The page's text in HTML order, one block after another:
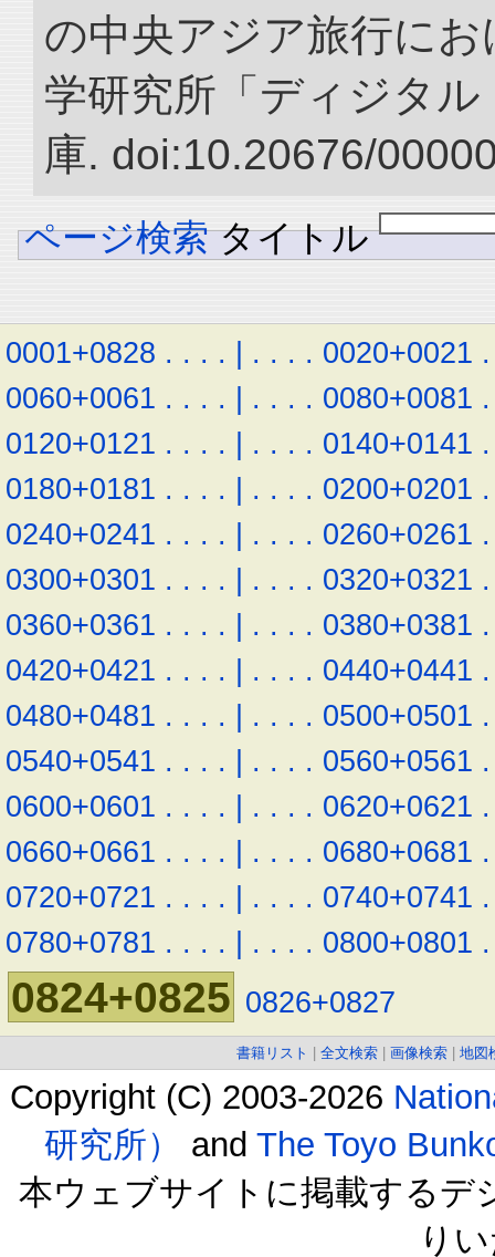
の中央アジア旅行にお
学研究所「ディジタ
庫. doi:10.20676/
ページ検索 タイトル
0001+0828 . . . . | . . . . 0020+0021 .
0060+0061 . . . . | . . . . 0080+0081 .
0120+0121 . . . . | . . . . 0140+0141 .
0180+0181 . . . . | . . . . 0200+0201 .
0240+0241 . . . . | . . . . 0260+0261 .
0300+0301 . . . . | . . . . 0320+0321 .
0360+0361 . . . . | . . . . 0380+0381 .
0420+0421 . . . . | . . . . 0440+0441 .
0480+0481 . . . . | . . . . 0500+0501 .
0540+0541 . . . . | . . . . 0560+0561 .
0600+0601 . . . . | . . . . 0620+0621 .
0660+0661 . . . . | . . . . 0680+0681 .
0720+0721 . . . . | . . . . 0740+0741 .
0780+0781 . . . . | . . . . 0800+0801 .
0824+0825 0826+0827
書籍リスト 全文検索 画像検索 地図
Copyright (C) 2003-2026
研究所）
and The Toyo
本ウェブサイトに掲載するデ
り